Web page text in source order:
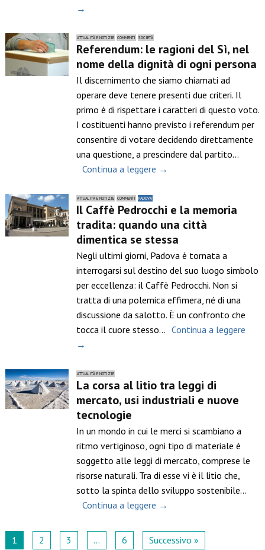
→
ATTUALITÀ E NOTIZIE COMMENTI SOCIETÀ
Referendum: le ragioni del Sì, nel
nome della dignità di ogni persona
Il discernimento che siamo chiamati ad
operare deve tenere presenti due criteri. Il
primo è di rispettare i caratteri di questo voto.
I costituenti hanno previsto i referendum per
consentire di votare decidendo direttamente
una questione, a prescindere dal partito…
Continua a leggere →
ATTUALITÀ E NOTIZIE COMMENTI PADOVA
Il Caffè Pedrocchi e la memoria
tradita: quando una città
dimentica se stessa
Negli ultimi giorni, Padova è tornata a
interrogarsi sul destino del suo luogo simbolo
per eccellenza: il Caffè Pedrocchi. Non si
tratta di una polemica effimera, né di una
discussione da salotto. È un confronto che
tocca il cuore stesso… Continua a leggere
→
ATTUALITÀ E NOTIZIE
La corsa al litio tra leggi di
mercato, usi industriali e nuove
tecnologie
In un mondo in cui le merci si scambiano a
ritmo vertiginoso, ogni tipo di materiale è
soggetto alle leggi di mercato, comprese le
risorse naturali. Tra di esse vi è il litio che,
sotto la spinta dello sviluppo sostenibile…
Continua a leggere →
1 2 3 … 6 Successivo »